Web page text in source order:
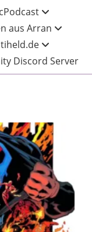
aus Arran
Discord Server